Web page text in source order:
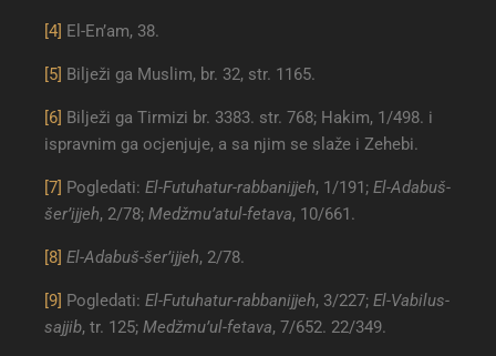
[4] El-En’am, 38.
[5] Bilježi ga Muslim, br. 32, str. 1165.
[6] Bilježi ga Tirmizi br. 3383. str. 768; Hakim, 1/498. i
ispravnim ga ocjenjuje, a sa njim se slaže i Zehebi.
[7] Pogledati: El-Futuhatur-rabbanijjeh, 1/191; El-Adabuš-
šer’ijjeh, 2/78; Medžmu’atul-fetava, 10/661.
[8] El-Adabuš-šer’ijjeh, 2/78.
[9] Pogledati: El-Futuhatur-rabbanijjeh, 3/227; El-Vabilus-
sajjib, tr. 125; Medžmu’ul-fetava, 7/652. 22/349.